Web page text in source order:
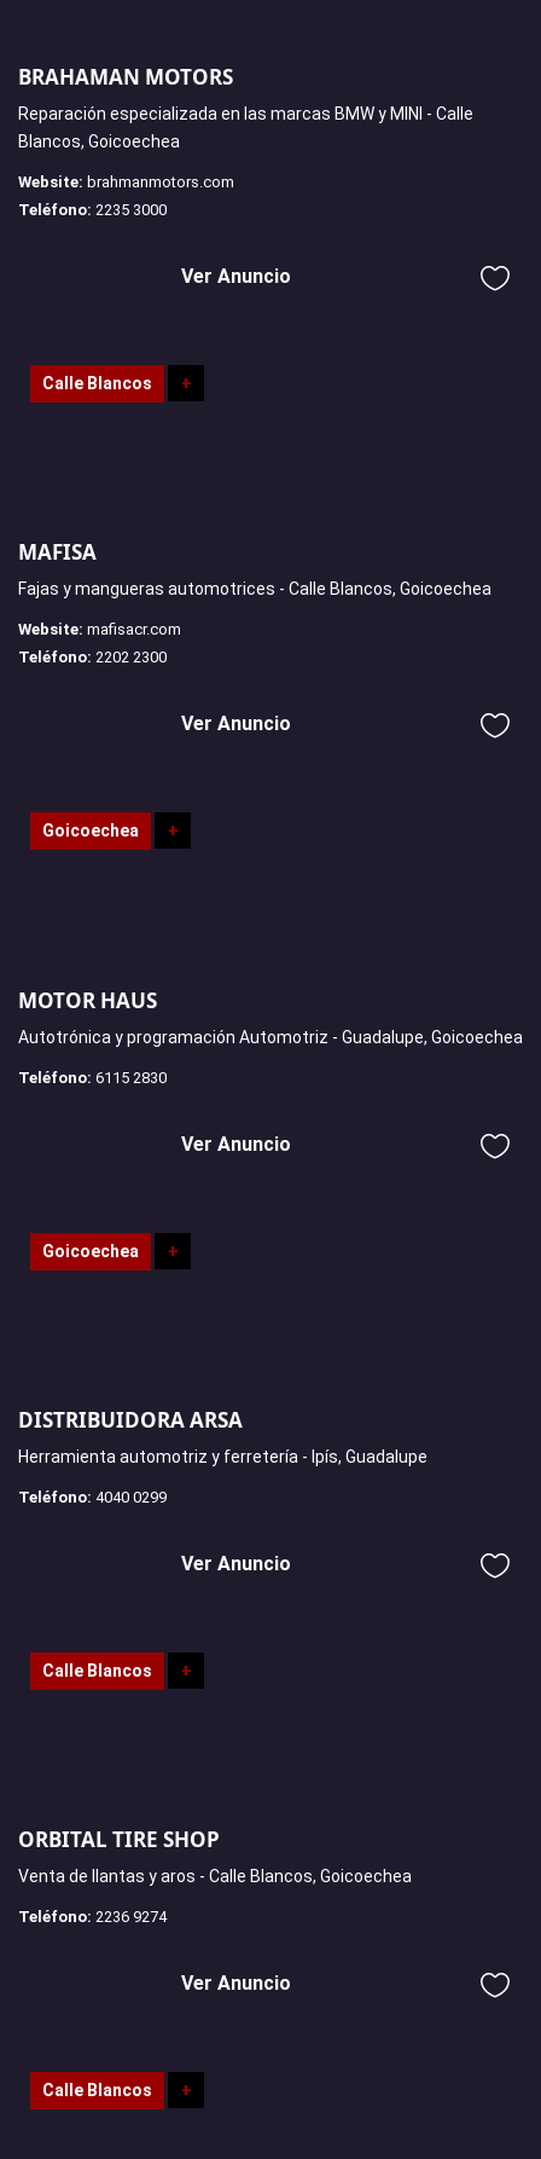
BRAHAMAN MOTORS
Reparación especializada en las marcas BMW y MINI - Calle
Blancos, Goicoechea
Website: brahmanmotors.com
Teléfono: 2235 3000
Ver Anuncio
Calle Blancos +
MAFISA
Fajas y mangueras automotrices - Calle Blancos, Goicoechea
Website: mafisacr.com
Teléfono: 2202 2300
Ver Anuncio
Goicoechea +
MOTOR HAUS
Autotrónica y programación Automotriz - Guadalupe, Goicoechea
Teléfono: 6115 2830
Ver Anuncio
Goicoechea +
DISTRIBUIDORA ARSA
Herramienta automotriz y ferretería - Ipís, Guadalupe
Teléfono: 4040 0299
Ver Anuncio
Calle Blancos +
ORBITAL TIRE SHOP
Venta de llantas y aros - Calle Blancos, Goicoechea
Teléfono: 2236 9274
Ver Anuncio
Calle Blancos +